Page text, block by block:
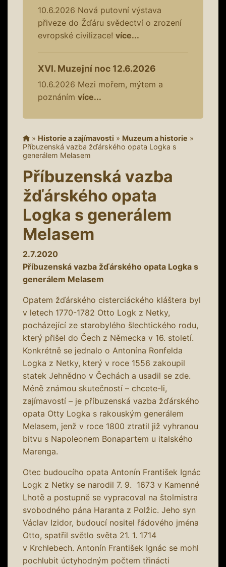
10.6.2026 Nová putovní výstava
přiveze do Žďáru svědectví o zrození
evropské civilizace! více...
XVI. Muzejní noc 12.6.2026
10.6.2026 Mezi mořem, mýtem a
poznáním více...
» Historie a zajímavosti » Muzeum a historie »
Příbuzenská vazba žďárského opata Logka s
generálem Melasem
Příbuzenská vazba
žďárského opata
Logka s generálem
Melasem
2.7.2020
Příbuzenská vazba žďárského opata Logka s
generálem Melasem
Opatem žďárského cisterciáckého kláštera byl
v letech 1770-1782 Otto Logk z Netky,
pocházející ze starobylého šlechtického rodu,
který přišel do Čech z Německa v 16. století.
Konkrétně se jednalo o Antonína Ronfelda
Logka z Netky, který v roce 1556 zakoupil
statek Jehnědno v Čechách a usadil se zde.
Méně známou skutečností – chcete-li,
zajímavostí – je příbuzenská vazba žďárského
opata Otty Logka s rakouským generálem
Melasem, jenž v roce 1800 ztratil již vyhranou
bitvu s Napoleonem Bonapartem u italského
Marenga.
Otec budoucího opata Antonín František Ignác
Logk z Netky se narodil 7. 9. 1673 v Kamenné
Lhotě a postupně se vypracoval na štolmistra
svobodného pána Haranta z Polžic. Jeho syn
Václav Izidor, budoucí nositel řádového jména
Otto, spatřil světlo světa 21. 1. 1714
v Krchlebech. Antonín František Ignác se mohl
pochlubit úctyhodným počtem třinácti